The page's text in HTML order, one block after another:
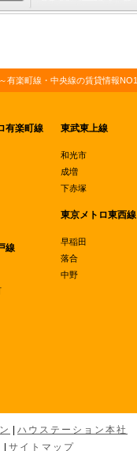
有楽町線・中央線の賃貸情報NO1
有楽町線
線
東武東上線
和光市
成増
下赤塚
東京メトロ東西線
早稲田
落合
中野
ハウステーション本社
サイトマップ